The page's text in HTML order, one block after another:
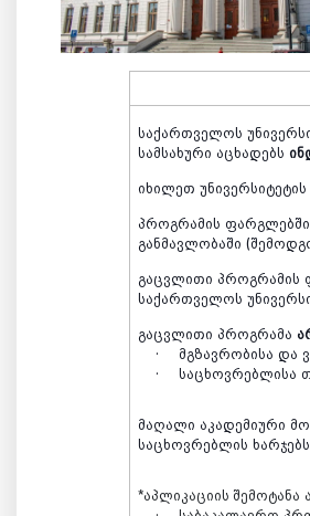
საქართველოს
სამსახური აცხადებს
იხილეთ უნივერსიტეტის
პროგრამის ფარგლებში
განმავლობაში (
გაცვლითი პროგრამის
საქართველოს
გაცვლითი პროგრამა
·
მგზავრობისა და
·
საცხოვრებლისა
მაღალი აკადემიური
საცხოვრებლის ხარჯებს
*აპლიკაციის შემოტანა